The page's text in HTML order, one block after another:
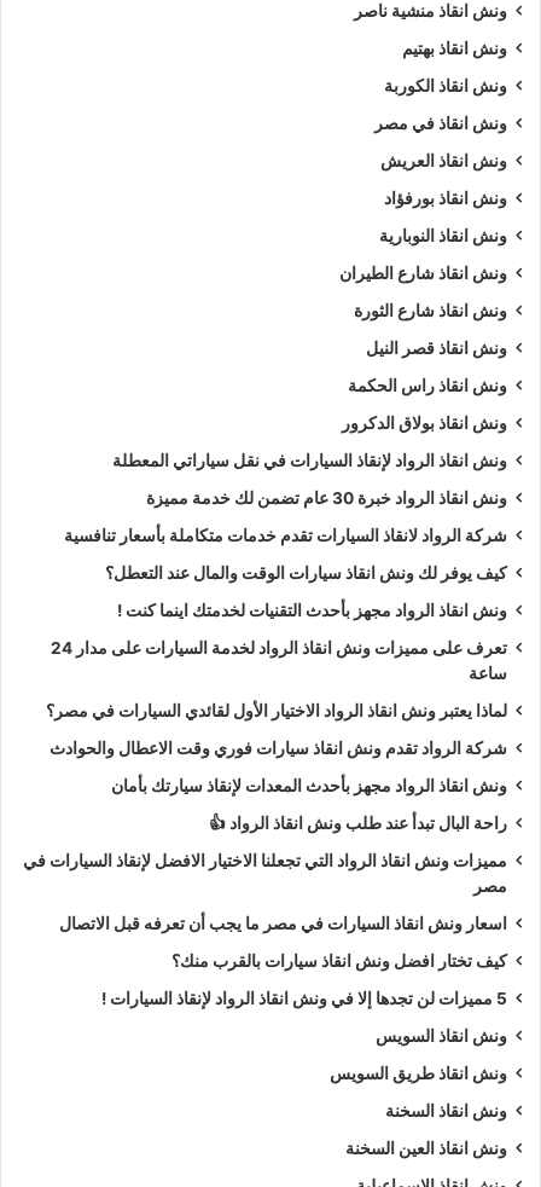
ونش انقاذ منشية ناصر
ونش انقاذ بهتيم
ونش انقاذ الكوربة
ونش انقاذ في مصر
ونش انقاذ العريش
ونش انقاذ بورفؤاد
ونش انقاذ النوبارية
ونش انقاذ شارع الطيران
ونش انقاذ شارع الثورة
ونش انقاذ قصر النيل
ونش انقاذ راس الحكمة
ونش انقاذ بولاق الدكرور
ونش انقاذ الرواد لإنقاذ السيارات في نقل سياراتي المعطلة
ونش انقاذ الرواد خبرة 30 عام تضمن لك خدمة مميزة
شركة الرواد لانقاذ السيارات تقدم خدمات متكاملة بأسعار تنافسية
كيف يوفر لك ونش انقاذ سيارات الوقت والمال عند التعطل؟
ونش انقاذ الرواد مجهز بأحدث التقنيات لخدمتك اينما كنت !
تعرف على مميزات ونش انقاذ الرواد لخدمة السيارات على مدار 24
ساعة
لماذا يعتبر ونش انقاذ الرواد الاختيار الأول لقائدي السيارات في مصر؟
شركة الرواد تقدم ونش انقاذ سيارات فوري وقت الاعطال والحوادث
ونش انقاذ الرواد مجهز بأحدث المعدات لإنقاذ سيارتك بأمان
راحة البال تبدأ عند طلب ونش انقاذ الرواد 👍
مميزات ونش انقاذ الرواد التي تجعلنا الاختيار الافضل لإنقاذ السيارات في
مصر
اسعار ونش انقاذ السيارات في مصر ما يجب أن تعرفه قبل الاتصال
كيف تختار افضل ونش انقاذ سيارات بالقرب منك؟
5 مميزات لن تجدها إلا في ونش انقاذ الرواد لإنقاذ السيارات !
ونش انقاذ السويس
ونش انقاذ طريق السويس
ونش انقاذ السخنة
ونش انقاذ العين السخنة